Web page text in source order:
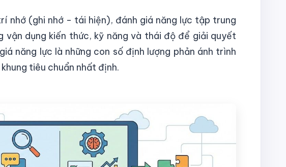
nhớ (ghi nhớ - tái hiện), đánh giá năng lực tập trung
vận dụng kiến thức, kỹ năng và thái độ để giải quyết
năng lực là những con số định lượng phản ánh trình
tiêu chuẩn nhất định.